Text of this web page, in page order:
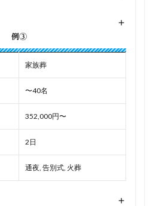
+
例③
家族葬
〜40名
352,000円〜
2日
通夜, 告別式, 火葬
+